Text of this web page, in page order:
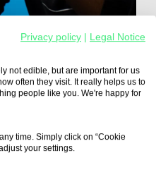
in…
Privacy policy
Legal Notice
not edible, but are important for us
often they visit. It really helps us to
people like you. We're happy for
time. Simply click on “Cookie
your settings.